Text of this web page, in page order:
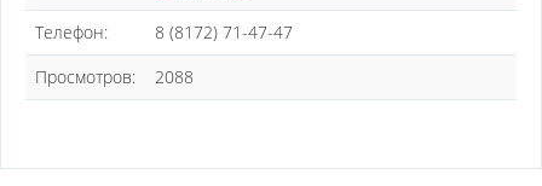
Телефон:
8 (8172) 71-47-47
Просмотров:
2088